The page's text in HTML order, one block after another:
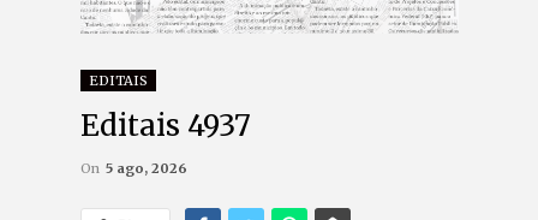
EDITAIS
Editais 4937
On 5 ago, 2026